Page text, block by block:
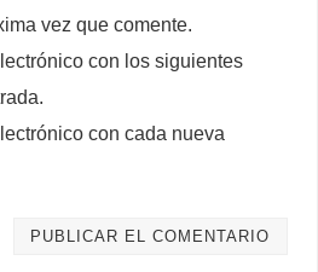
vez que comente.
con los siguientes
con cada nueva